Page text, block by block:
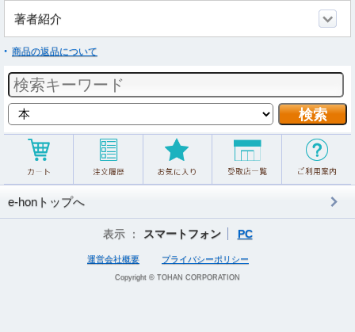
著者紹介
商品の返品について
e-honトップへ
表示 ： スマートフォン PC
運営会社概要 プライバシーポリシー
Copyright © TOHAN CORPORATION